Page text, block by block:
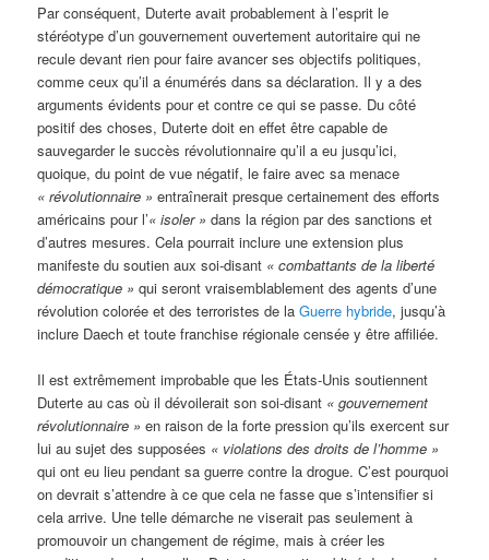
Par conséquent, Duterte avait probablement à l’esprit le
stéréotype d’un gouvernement ouvertement autoritaire qui ne
recule devant rien pour faire avancer ses objectifs politiques,
comme ceux qu’il a énumérés dans sa déclaration. Il y a des
arguments évidents pour et contre ce qui se passe. Du côté
positif des choses, Duterte doit en effet être capable de
sauvegarder le succès révolutionnaire qu’il a eu jusqu’ici,
quoique, du point de vue négatif, le faire avec sa menace
« révolutionnaire » entraînerait presque certainement des efforts
américains pour l’« isoler » dans la région par des sanctions et
d’autres mesures. Cela pourrait inclure une extension plus
manifeste du soutien aux soi-disant « combattants de la liberté
démocratique » qui seront vraisemblablement des agents d’une
révolution colorée et des terroristes de laGuerre hybride, jusqu’à
inclure Daech et toute franchise régionale censée y être affiliée.
Il est extrêmement improbable que les États-Unis soutiennent
Duterte au cas où il dévoilerait son soi-disant « gouvernement
révolutionnaire » en raison de la forte pression qu’ils exercent sur
lui au sujet des supposées « violations des droits de l’homme »
qui ont eu lieu pendant sa guerre contre la drogue. C’est pourquoi
on devrait s’attendre à ce que cela ne fasse que s’intensifier si
cela arrive. Une telle démarche ne viserait pas seulement à
promouvoir un changement de régime, mais à créer les